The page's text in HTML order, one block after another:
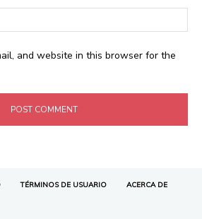
TÉRMINOS DE USUARIO ACERCA DE